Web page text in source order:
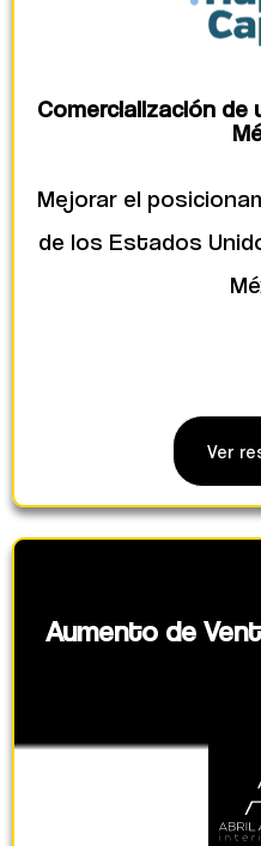
Comercialización de
Mejorar el
de los Estados
Ver
Aumento de